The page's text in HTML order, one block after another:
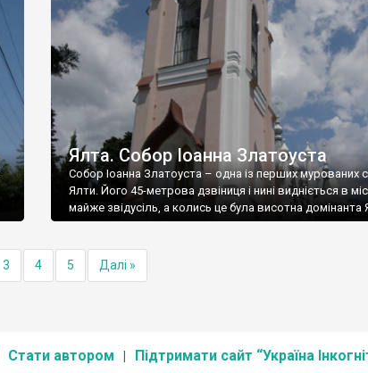
Ялта. Собор Іоанна Златоуста
Собор Іоанна Златоуста – одна із перших мурованих
Ялти. Його 45-метрова дзвіниця і нині видніється в
майже звідусіль, а колись це була висотна домінанта
3 4 5 Далі »
Стати автором Підтримати сайт “Україна